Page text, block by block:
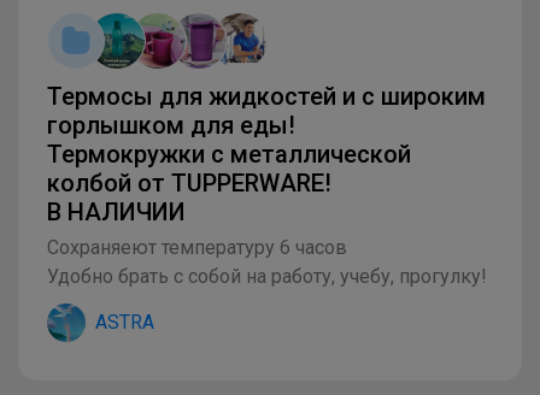
Термосы для жидкостей и с широким
горлышком для еды!
Термокружки с металлической
колбой от TUPPERWARE!
В НАЛИЧИИ
Сохраняеют температуру 6 часов
Удобно брать с собой на работу, учебу, прогулку!
ASTRA